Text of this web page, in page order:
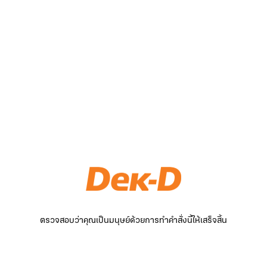
ตรวจสอบว่าคุณเป็นมนุษย์ด้วยการทำคำสั่งนี้ให้เสร็จสิ้น